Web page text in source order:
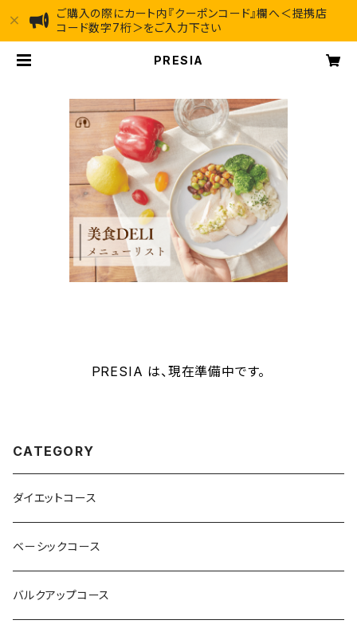
ご購入の際にカート内『クーポンコード』欄へ＜提携店
コード数字7桁＞をご入力下さい
PRESIA
PRESIA は、現在準備中です。
CATEGORY
ダイエットコース
ベーシックコース
バルクアップコース